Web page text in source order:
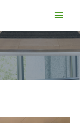
メ
イ
ン
メ
ュ